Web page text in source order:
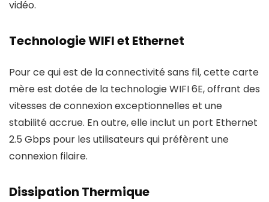
vidéo.
Technologie WIFI et Ethernet
Pour ce qui est de la connectivité sans fil, cette carte
mère est dotée de la technologie WIFI 6E, offrant des
vitesses de connexion exceptionnelles et une
stabilité accrue. En outre, elle inclut un port Ethernet
2.5 Gbps pour les utilisateurs qui préfèrent une
connexion filaire.
Dissipation Thermique